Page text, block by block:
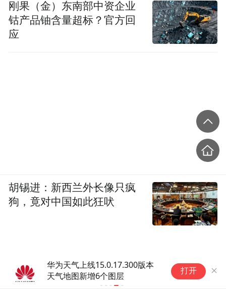
华为天气上线15.0.17.300版本
天气地图新增6个图层
打开
刚果（金）东南部中资企业
钴产品铀含量超标？官方回
应
胡锡进：新西兰外长像只疯
狗，竟对中国如此狂吠